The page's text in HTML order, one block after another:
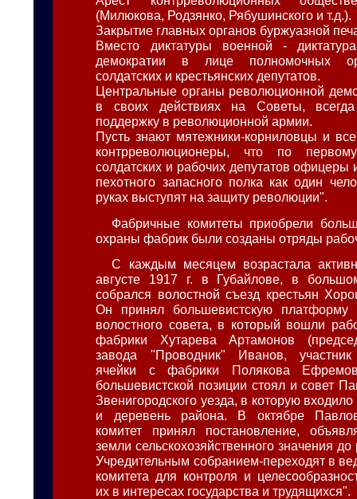
(Милюкова, Родзянко, Рябушинского и т.д.).
Закрытие главных органов буржуазной
Вместо диктатуры военной -
демократии в лице полномочных
солдатских и крестьянских депутатов.
Центральные органы революционной
в своих действиях на Советы,
поддержку в революционной армии.
Пусть знают мятежники-корниловцы и
контрреволюционеры, что по
солдатских и рабочих депутатов офицеры
пехотного запасного полка как один
руках выступят на защиту революции".
Фабричные комитеты приобрели
охраны фабрик были созданы отряды
С каждым месяцем возрастала
августе 1917 г. в Губайлове, в
собрался волостной съезд крестьян
Он принял большевистскую платформу
волостного совета, в который вошли
фабрики Хутарева Артамонов
завода "Проводник" Иванов, участник
ячейки с фабрики Полякова
большевистской позиции стоял и совет
Звенигородского уезда, в которую
и деревень района. В октябре
комитет принял постановление,
земли сельскохозяйственного значения
Учредительным собранием-переходят в
комитета для контроля и
их в интересах государства и трудящихся".